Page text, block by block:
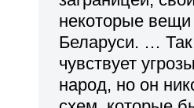
некоторые
Беларуси. … Так
чувствует
народ, но он